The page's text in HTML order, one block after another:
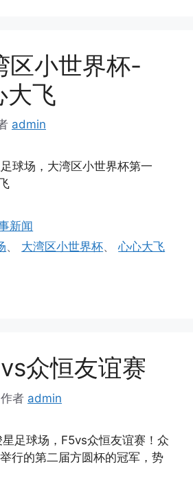
区小世界杯-
大飞
admin
球场，大湾区小世界杯第一
新闻
、 大湾区小世界杯、心心大飞
众恒友谊赛
作者 admin
足球场，F5vs众恒友谊赛！众
行的第二届方圆杯的冠军，势